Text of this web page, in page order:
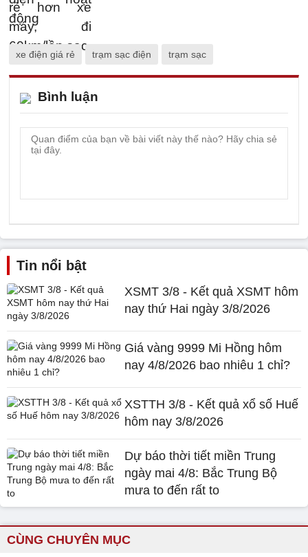
xe điện giá rẻ trạm sạc điện trạm sạc
Bình luận
Tin nổi bật
XSMT 3/8 - Kết quả XSMT hôm
nay thứ Hai ngày 3/8/2026
Giá vàng 9999 Mi Hồng hôm
nay 4/8/2026 bao nhiêu 1 chỉ?
XSTTH 3/8 - Kết quả xổ số Huế
hôm nay 3/8/2026
Dự báo thời tiết miền Trung
ngày mai 4/8: Bắc Trung Bộ
mưa to đến rất to
CÙNG CHUYÊN MỤC